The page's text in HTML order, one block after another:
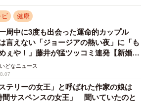
ビ 健康
周中に3度も出会った運命的カップル
言えない「ジョージアの熱い夜」に「も
ぇや！」藤井が猛ツッコミ連発【新婚さ
どなニュース
ステリーの女王」と呼ばれた作家の娘は
間サスペンスの女王」 聞いていたのと